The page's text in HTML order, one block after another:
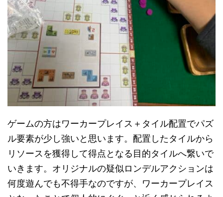
ゲームの方はワーカープレイス＋タイル配置でパズ
ル要素が少し強いと思います。配置したタイルから
リソースを獲得して得点となる目的タイルへ繋いで
いきます。オリジナルの疑似ロンデルアクションは
何度遊んでも不得手なのですが、ワーカープレイス